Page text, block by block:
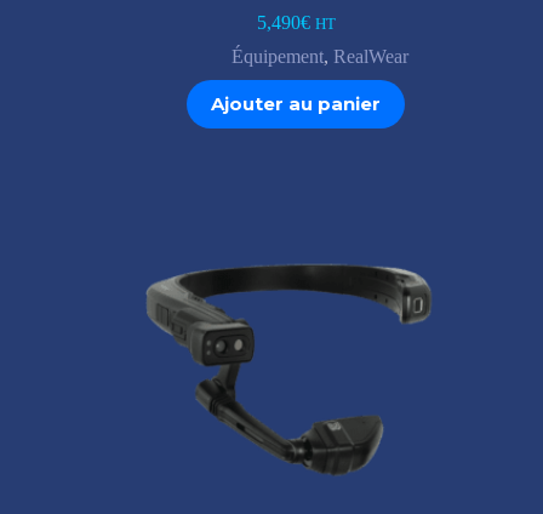
5,490€ HT
Équipement, RealWear
Ajouter au panier